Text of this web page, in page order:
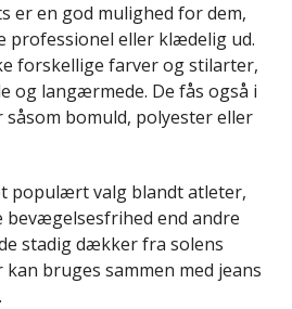
er en god mulighed for dem,
professionel eller klædelig ud.
forskellige farver og stilarter,
og langærmede. De fås også i
bomuld, polyester eller
populært valg blandt atleter,
end andre
stadig dækker fra solens
bruges sammen med jeans